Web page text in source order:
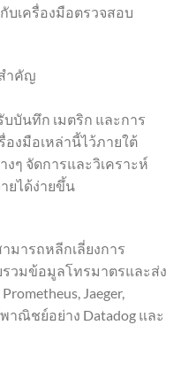
บเครื่องมือตรวจสอบ
ำคัญ
บันทึก เมตริก และการ
องมือเหล่านี้ไว้ภายใต้
ๆ จัดการและวิเคราะห์
ยได้ง่ายขึ้น
มารถหลีกเลี่ยงการ
วมข้อมูลโทรมาตรและส่ง
Jaeger,
าณิชย์อย่าง Datadog และ